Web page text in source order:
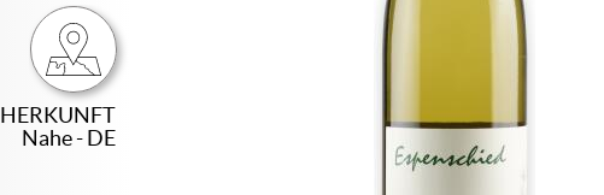
HERKUNFT
Nahe - DE